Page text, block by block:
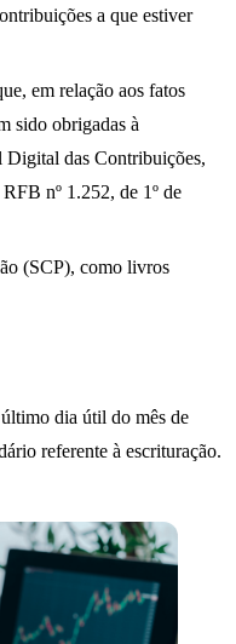
a que estiver
em relação aos fatos
sido obrigadas à
Digital das Contribuições,
nº 1.252, de 1º de
(SCP), como livros
dia útil do mês de
referente à escrituração.